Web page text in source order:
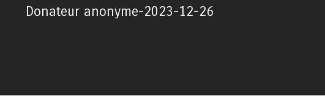
Donateur anonyme-2023-12-26